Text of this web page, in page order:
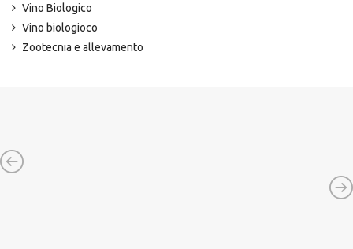
Vino Biologico
Vino biologioco
Zootecnia e allevamento